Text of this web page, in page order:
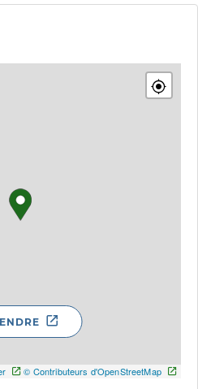
© Contributeurs d'OpenStreetMap